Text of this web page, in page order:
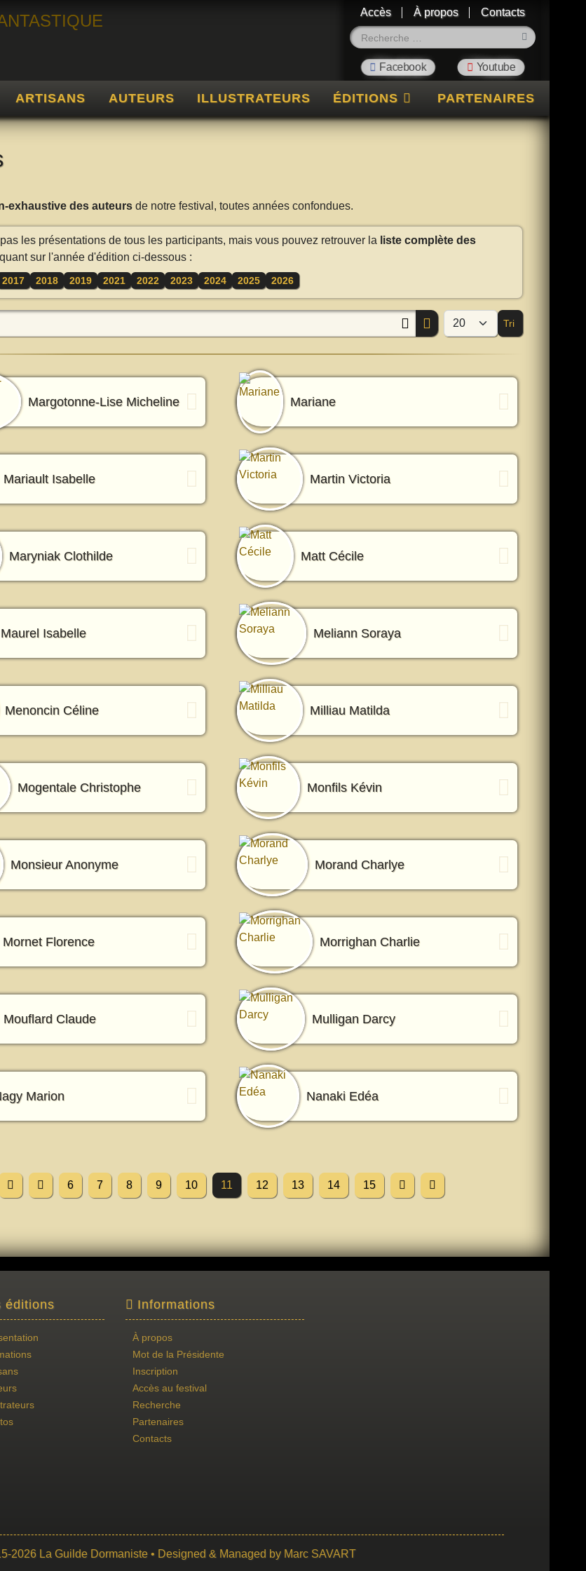
Accès À propos
Contacts
ARTISANS AUTEURS ILLUSTRATEURS ÉDITIONS PARTENAIRES
exhaustive des auteursde notre festival, toutes années confondues.
les présentations de tous les participants, mais vous pouvez retrouver la liste complète des
sur l'année d'édition ci-dessous :
2017 2018 2019 2021 2022 2023 2024 2025 2026
Afficher #
Tri
Margotonne-Lise Micheline Mariane
Mariault Isabelle Martin Victoria
Maryniak Clothilde Matt Cécile
Maurel Isabelle Meliann Soraya
Menoncin Céline Milliau Matilda
Mogentale Christophe Monfils Kévin
Monsieur Anonyme Morand Charlye
Mornet Florence Morrighan Charlie
Mouflard Claude Mulligan Darcy
Marion Nanaki Edéa
6 7 8 9 10 11 12 13 14 15
éditions Informations
À propos
Mot de la Présidente
Inscription
Accès au festival
Recherche
Partenaires
Contacts
2026 La Guilde Dormaniste • Designed & Managed by Marc SAVART